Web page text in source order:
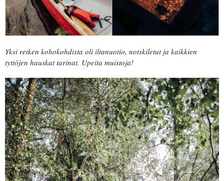
Yksi retken kohokohdista oli iltanuotio, notskiletut ja kaikkien
tyttöjen hauskat tarinat. Upeita muistoja!